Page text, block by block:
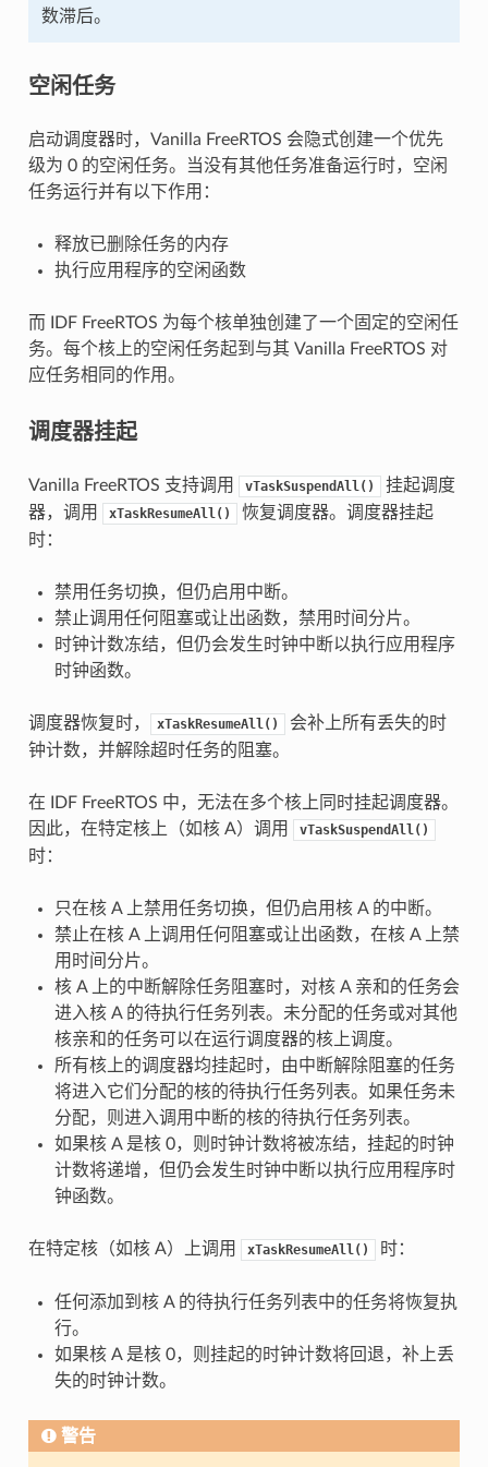
数滞后。
空闲任务
启动调度器时，Vanilla FreeRTOS 会隐式创建一个优先
级为 0 的空闲任务。当没有其他任务准备运行时，空闲
任务运行并有以下作用：
释放已删除任务的内存
执行应用程序的空闲函数
而 IDF FreeRTOS 为每个核单独创建了一个固定的空闲任
务。每个核上的空闲任务起到与其 Vanilla FreeRTOS 对
应任务相同的作用。
调度器挂起
Vanilla FreeRTOS 支持调用 vTaskSuspendAll()
挂起调度
器，调用
xTaskResumeAll()
恢复调度器。调度器挂起
时：
禁用任务切换，但仍启用中断。
禁止调用任何阻塞或让出函数，禁用时间分片。
时钟计数冻结，但仍会发生时钟中断以执行应用程序
时钟函数。
调度器恢复时， xTaskResumeAll()
会补上所有丢失的时
钟计数，并解除超时任务的阻塞。
在 IDF FreeRTOS 中，无法在多个核上同时挂起调度器。
因此，在特定核上（如核 A）调用
vTaskSuspendAll()
时：
只在核 A 上禁用任务切换，但仍启用核 A 的中断。
禁止在核 A 上调用任何阻塞或让出函数，在核 A 上禁
用时间分片。
核 A 上的中断解除任务阻塞时，对核 A 亲和的任务会
进入核 A 的待执行任务列表。未分配的任务或对其他
核亲和的任务可以在运行调度器的核上调度。
所有核上的调度器均挂起时，由中断解除阻塞的任务
将进入它们分配的核的待执行任务列表。如果任务未
分配，则进入调用中断的核的待执行任务列表。
如果核 A 是核 0，则时钟计数将被冻结，挂起的时钟
计数将递增，但仍会发生时钟中断以执行应用程序时
钟函数。
在特定核（如核 A）上调用 xTaskResumeAll() 时：
任何添加到核 A 的待执行任务列表中的任务将恢复执
行。
如果核 A 是核 0，则挂起的时钟计数将回退，补上丢
失的时钟计数。
警告